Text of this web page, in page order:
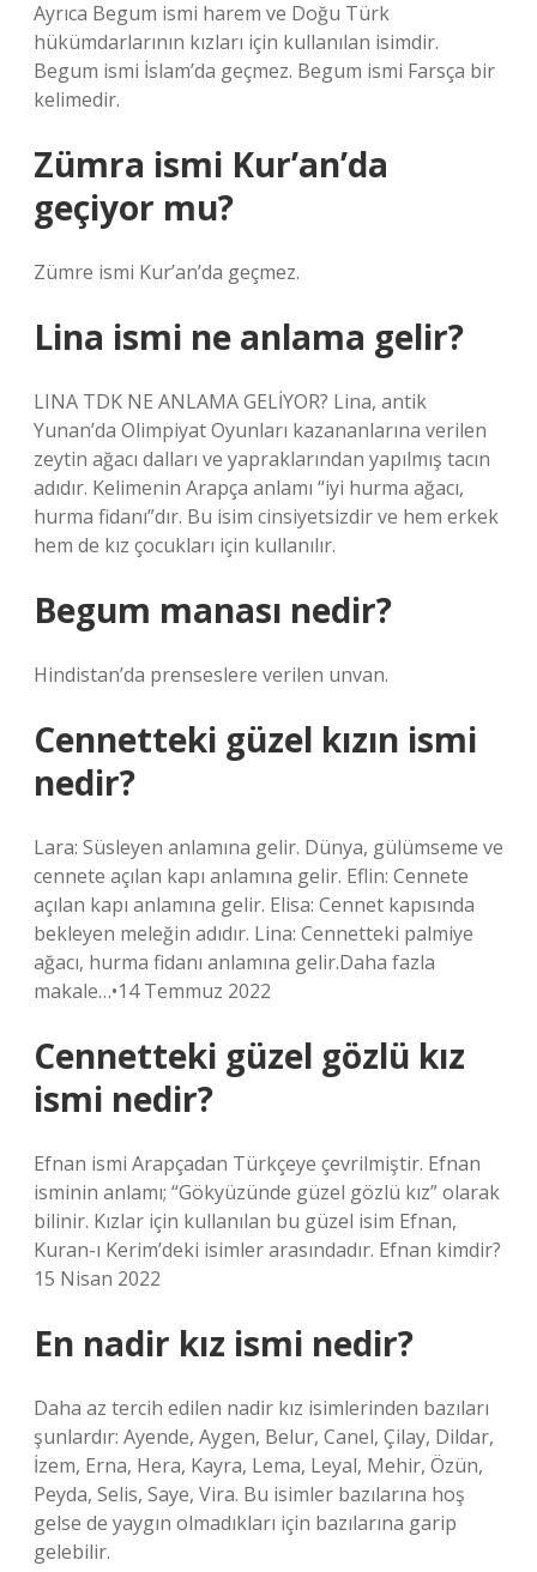
Ayrıca Begum ismi harem ve Doğu Türk
hükümdarlarının kızları için kullanılan isimdir.
Begum ismi İslam’da geçmez. Begum ismi Farsça bir
kelimedir.
Zümra ismi Kur’an’da
geçiyor mu?
Zümre ismi Kur’an’da geçmez.
Lina ismi ne anlama gelir?
LINA TDK NE ANLAMA GELİYOR? Lina, antik
Yunan’da Olimpiyat Oyunları kazananlarına verilen
zeytin ağacı dalları ve yapraklarından yapılmış tacın
adıdır. Kelimenin Arapça anlamı “iyi hurma ağacı,
hurma fidanı”dır. Bu isim cinsiyetsizdir ve hem erkek
hem de kız çocukları için kullanılır.
Begum manası nedir?
Hindistan’da prenseslere verilen unvan.
Cennetteki güzel kızın ismi
nedir?
Lara: Süsleyen anlamına gelir. Dünya, gülümseme ve
cennete açılan kapı anlamına gelir. Eflin: Cennete
açılan kapı anlamına gelir. Elisa: Cennet kapısında
bekleyen meleğin adıdır. Lina: Cennetteki palmiye
ağacı, hurma fidanı anlamına gelir.Daha fazla
makale…•14 Temmuz 2022
Cennetteki güzel gözlü kız
ismi nedir?
Efnan ismi Arapçadan Türkçeye çevrilmiştir. Efnan
isminin anlamı; “Gökyüzünde güzel gözlü kız” olarak
bilinir. Kızlar için kullanılan bu güzel isim Efnan,
Kuran-ı Kerim’deki isimler arasındadır. Efnan kimdir?
15 Nisan 2022
En nadir kız ismi nedir?
Daha az tercih edilen nadir kız isimlerinden bazıları
şunlardır: Ayende, Aygen, Belur, Canel, Çilay, Dildar,
İzem, Erna, Hera, Kayra, Lema, Leyal, Mehir, Özün,
Peyda, Selis, Saye, Vira. Bu isimler bazılarına hoş
gelse de yaygın olmadıkları için bazılarına garip
gelebilir.